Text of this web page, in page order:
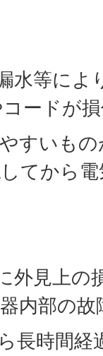
等によ
ードが
いもの
てから
見上の
内部の故
時間経